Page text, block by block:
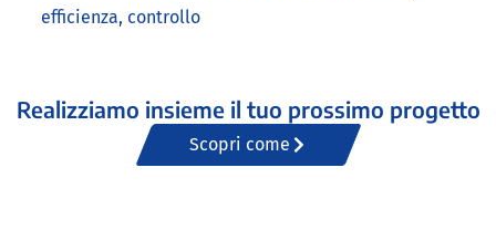
efficienza, controllo
Realizziamo insieme il tuo prossimo progetto
Scopri come